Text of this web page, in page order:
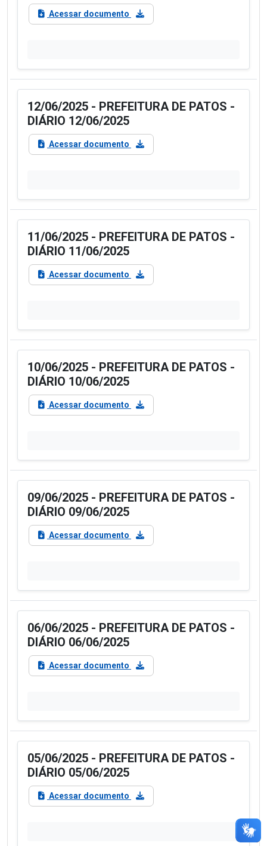
Acessar documento
12/06/2025 - PREFEITURA DE PATOS -
DIÁRIO 12/06/2025
Acessar documento
11/06/2025 - PREFEITURA DE PATOS -
DIÁRIO 11/06/2025
Acessar documento
10/06/2025 - PREFEITURA DE PATOS -
DIÁRIO 10/06/2025
Acessar documento
09/06/2025 - PREFEITURA DE PATOS -
DIÁRIO 09/06/2025
Acessar documento
06/06/2025 - PREFEITURA DE PATOS -
DIÁRIO 06/06/2025
Acessar documento
05/06/2025 - PREFEITURA DE PATOS -
DIÁRIO 05/06/2025
Acessar documento